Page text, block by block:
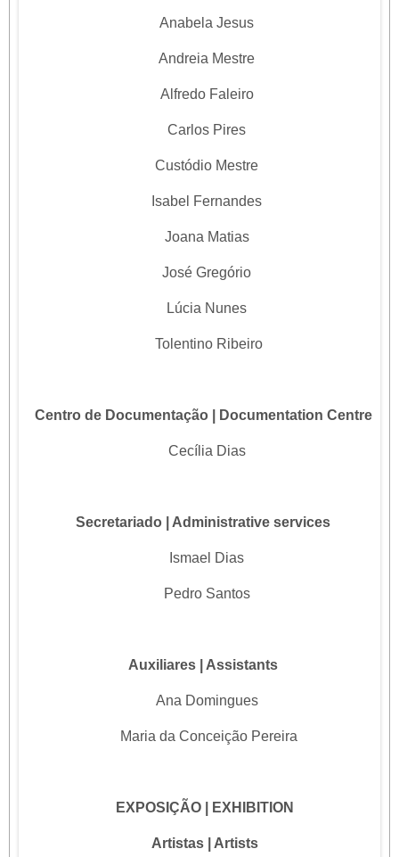
Anabela Jesus
Andreia Mestre
Alfredo Faleiro
Carlos Pires
Custódio Mestre
Isabel Fernandes
Joana Matias
José Gregório
Lúcia Nunes
Tolentino Ribeiro
Centro de Documentação | Documentation Centre
Cecília Dias
Secretariado | Administrative services
Ismael Dias
Pedro Santos
Auxiliares | Assistants
Ana Domingues
Maria da Conceição Pereira
EXPOSIÇÃO | EXHIBITION
Artistas | Artists